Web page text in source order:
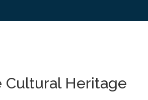
Cultural Heritage